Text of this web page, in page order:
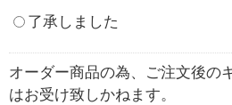
了承しました
オーダー商品の為、ご注文後の
はお受け致しかねます。